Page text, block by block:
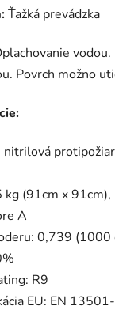
Ťažká prevádzka
Povrch možno
(91cm x 91cm),
A
0,739 (1000
R9
EU: EN